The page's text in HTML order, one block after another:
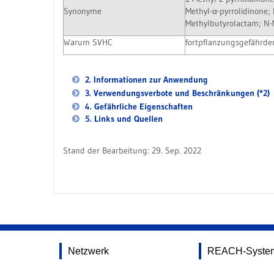
Synonyme
Methyl-α-pyrrolidinone;
Methylbutyrolactam; N-
Warum SVHC
2. Informationen zur Anwendung
3. Verwendungsverbote und Beschränkungen (*2)
4. Gefährliche Eigenschaften
5. Links und Quellen
Stand der Bearbeitung: 29. Sep. 2022
Netzwerk REACH-